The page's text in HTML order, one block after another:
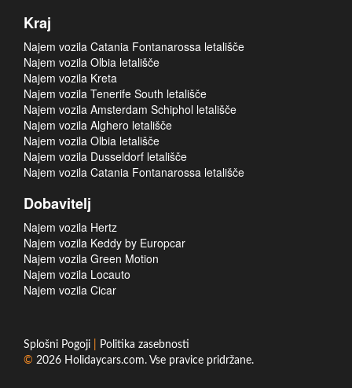
Kraj
Najem vozila Catania Fontanarossa letališče
Najem vozila Olbia letališče
Najem vozila Kreta
Najem vozila Tenerife South letališče
Najem vozila Amsterdam Schiphol letališče
Najem vozila Alghero letališče
Najem vozila Olbia letališče
Najem vozila Dusseldorf letališče
Najem vozila Catania Fontanarossa letališče
Dobavitelj
Najem vozila Hertz
Najem vozila Keddy by Europcar
Najem vozila Green Motion
Najem vozila Locauto
Najem vozila Cicar
Splošni Pogoji
Politika zasebnosti
© 2026 Holidaycars.com. Vse pravice pridržane.